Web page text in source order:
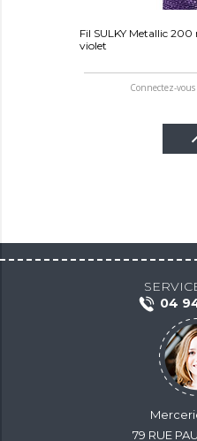
Fil SULKY Metallic
violet
Connectez-
04
79 RUE